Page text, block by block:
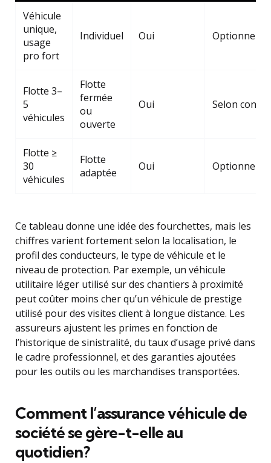
Véhicule
unique,
usage
pro fort
Individuel Oui Optionnelle
Flotte 3–
5
véhicules
Flotte
fermée
ou
ouverte
Oui Selon
Flotte ≥
30
véhicules
Flotte
adaptée
Oui Optionnelle
Ce tableau donne une idée des fourchettes, mais les
chiffres varient fortement selon la localisation, le
profil des conducteurs, le type de véhicule et le
niveau de protection. Par exemple, un véhicule
utilitaire léger utilisé sur des chantiers à proximité
peut coûter moins cher qu’un véhicule de prestige
utilisé pour des visites client à longue distance. Les
assureurs ajustent les primes en fonction de
l’historique de sinistralité, du taux d’usage privé dans
le cadre professionnel, et des garanties ajoutées
pour les outils ou les marchandises transportées.
Comment l’assurance véhicule de
société se gère-t-elle au
quotidien?